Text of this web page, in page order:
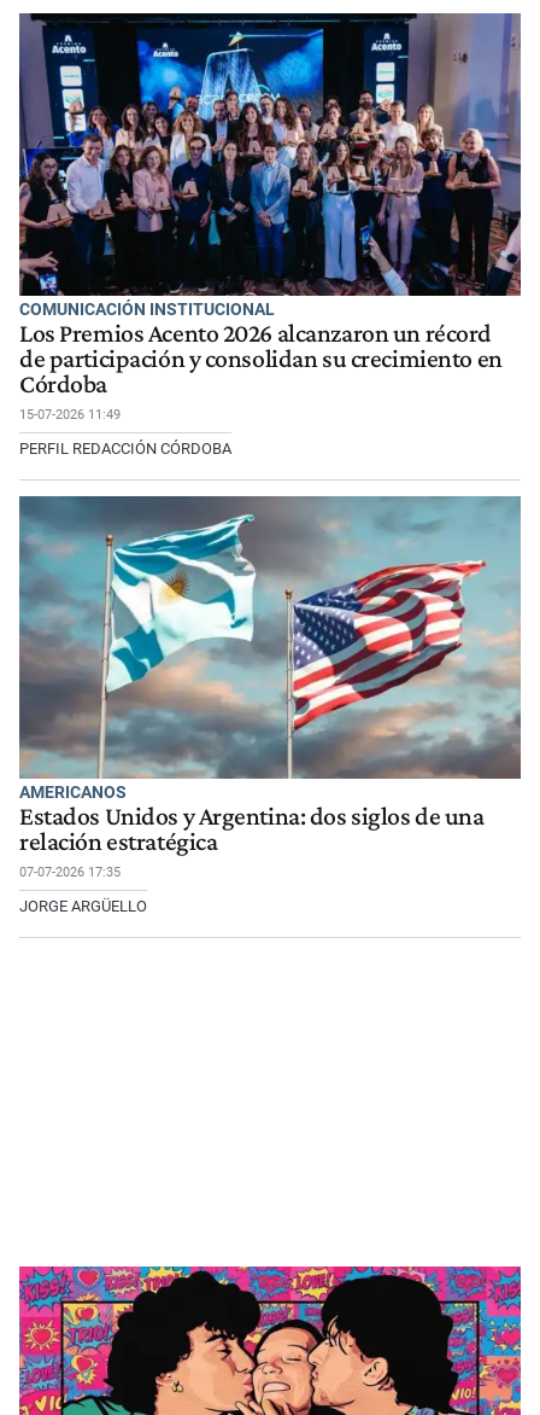
COMUNICACIÓN INSTITUCIONAL
Los Premios Acento 2026 alcanzaron un récord
de participación y consolidan su crecimiento en
Córdoba
15-07-2026 11:49
PERFIL REDACCIÓN CÓRDOBA
AMERICANOS
Estados Unidos y Argentina: dos siglos de una
relación estratégica
07-07-2026 17:35
JORGE ARGÜELLO